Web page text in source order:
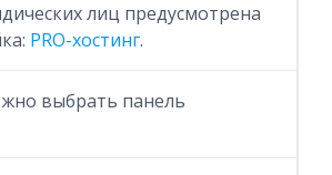
лиц предусмотрена
PRO-хостинг.
выбрать панель